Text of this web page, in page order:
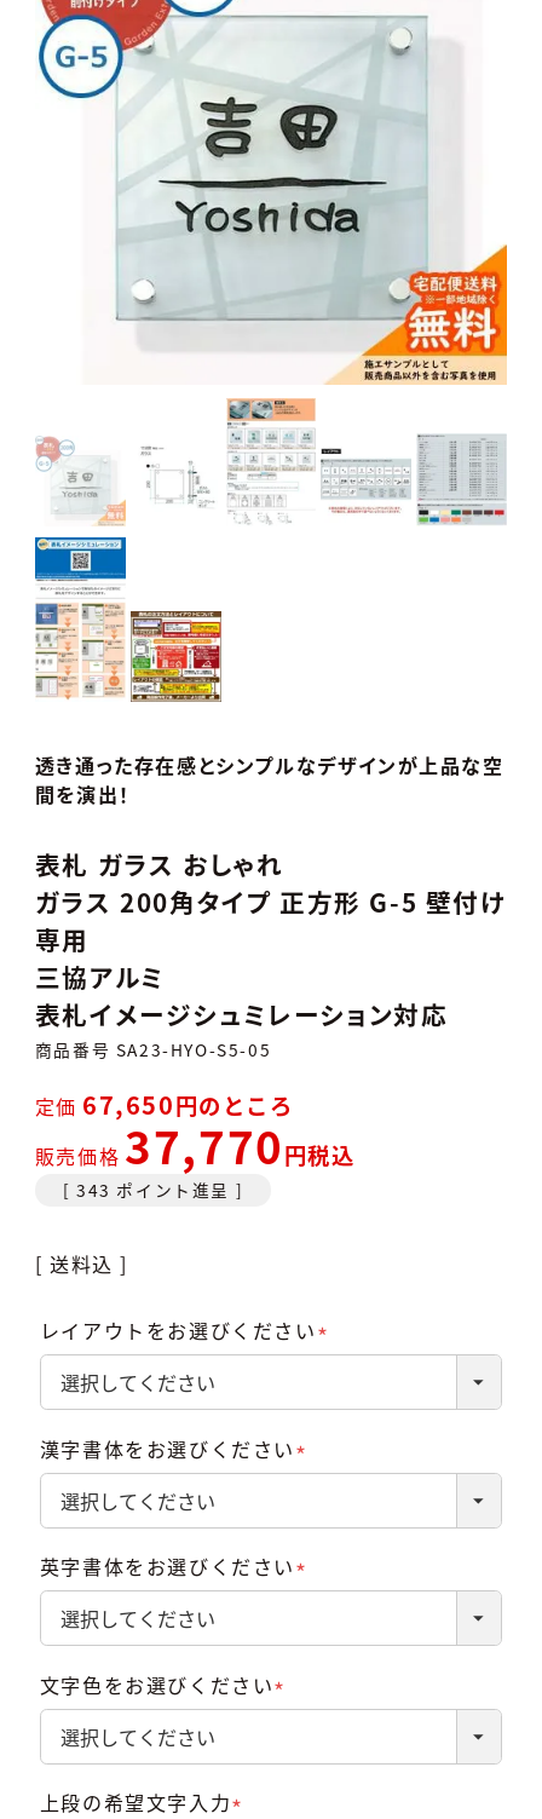
透き通った存在感とシンプルなデザインが上品な空
間を演出！
表札 ガラス おしゃれ
ガラス 200角タイプ 正方形 G-5 壁付け
専用
三協アルミ
表札イメージシュミレーション対応
商品番号 SA23-HYO-S5-05
定価 67,650 のところ
販売価格 37,770 税込
[ 343 ポイント進呈 ]
送料込
レイアウトをお選びください
漢字書体をお選びください
英字書体をお選びください
文字色をお選びください
上段の希望文字入力